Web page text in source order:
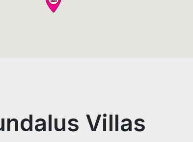
Villas